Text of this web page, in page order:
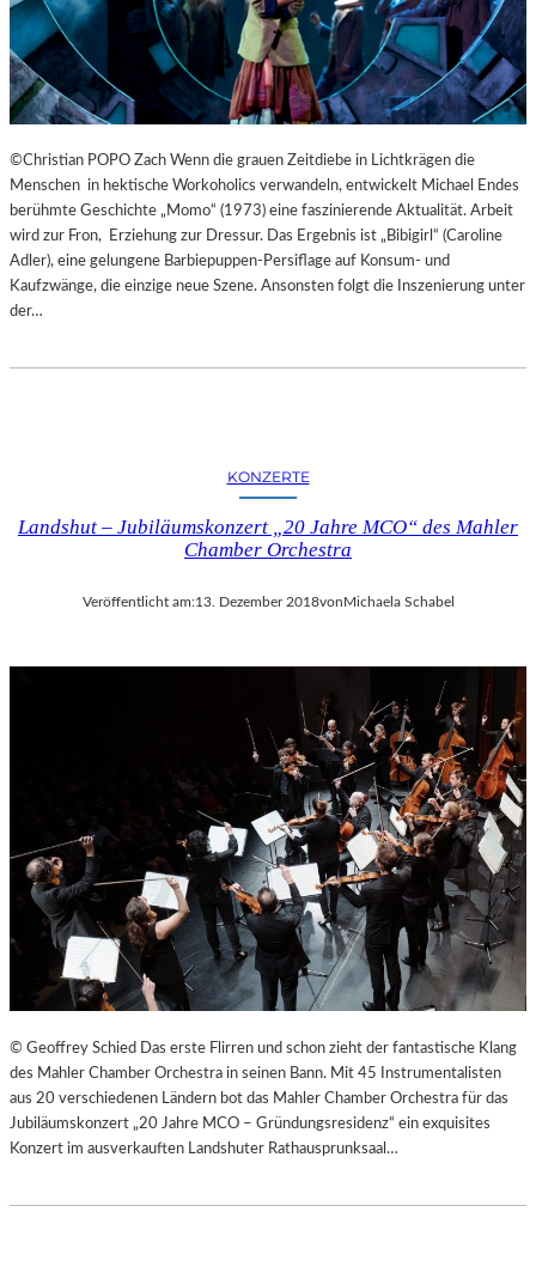
©Christian POPO Zach Wenn die grauen Zeitdiebe in Lichtkrägen die
Menschen in hektische Workoholics verwandeln, entwickelt Michael Endes
berühmte Geschichte „Momo“ (1973) eine faszinierende Aktualität. Arbeit
wird zur Fron, Erziehung zur Dressur. Das Ergebnis ist „Bibigirl“ (Caroline
Adler), eine gelungene Barbiepuppen-Persiflage auf Konsum- und
Kaufzwänge, die einzige neue Szene. Ansonsten folgt die Inszenierung unter
der…
KONZERTE
Landshut – Jubiläumskonzert „20 Jahre MCO“ des Mahler
Chamber Orchestra
Veröffentlicht am:13. Dezember 2018von Michaela Schabel
© Geoffrey Schied Das erste Flirren und schon zieht der fantastische Klang
des Mahler Chamber Orchestra in seinen Bann. Mit 45 Instrumentalisten
aus 20 verschiedenen Ländern bot das Mahler Chamber Orchestra für das
Jubiläumskonzert „20 Jahre MCO – Gründungsresidenz“ ein exquisites
Konzert im ausverkauften Landshuter Rathausprunksaal…